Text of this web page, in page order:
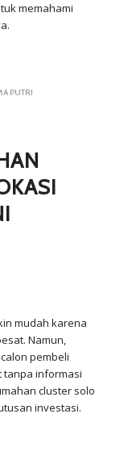
memahami
PUTRI
mudah karena
Namun,
pembeli
tanpa informasi
cluster solo
investasi.